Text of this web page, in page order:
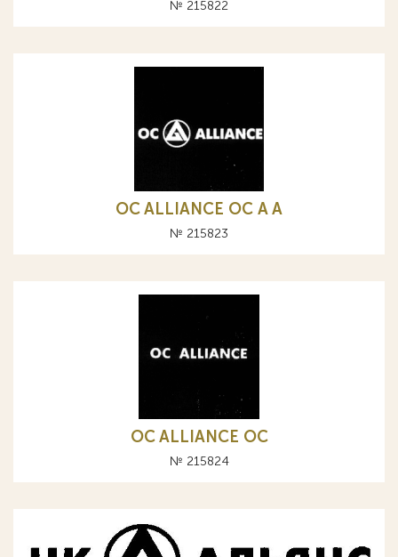
№ 215822
OC ALLIANCE ОС A А
№ 215823
OC ALLIANCE ОС
№ 215824